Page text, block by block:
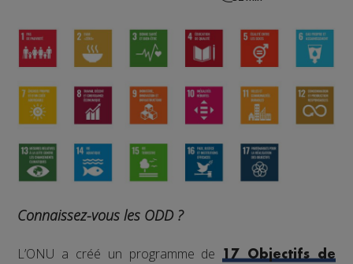
Connaissez-vous les ODD ?
L’ONU a créé un programme de17 Objectifs de